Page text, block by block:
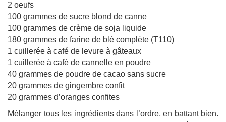
2 oeufs
100 grammes de sucre blond de canne
100 grammes de crème de soja liquide
180 grammes de farine de blé complète (T110)
1 cuillerée à café de levure à gâteaux
1 cuillerée à café de cannelle en poudre
40 grammes de poudre de cacao sans sucre
20 grammes de gingembre confit
20 grammes d’oranges confites
Mélanger tous les ingrédients dans l’ordre, en battant bien.